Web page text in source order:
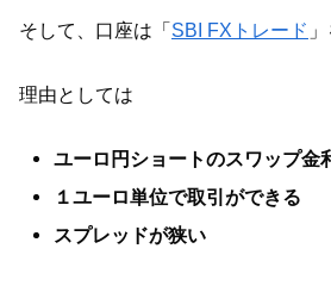
そして、口座は「SBI FXトレード
理由としては
ユーロ円ショートのスワップ金
１ユーロ単位で取引ができる
スプレッドが狭い